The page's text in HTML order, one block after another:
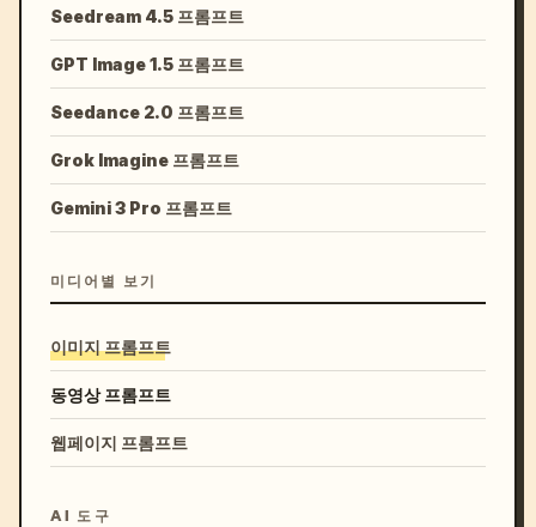
Seedream 4.5 프롬프트
GPT Image 1.5 프롬프트
Seedance 2.0 프롬프트
Grok Imagine 프롬프트
Gemini 3 Pro 프롬프트
미디어별 보기
이미지 프롬프트
동영상 프롬프트
웹페이지 프롬프트
AI 도구